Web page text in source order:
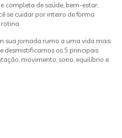
completa de saúde, bem-estar,
se cuidar por inteiro de forma
rotina.
sua jornada rumo a uma vida mais
desmistificamos os 5 principais
movimento, sono, equilíbrio e